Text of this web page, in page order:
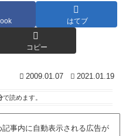
はてブ
コピー
2009.01.07 2021.01.19
で読めます。
事内に自動表示される広告が